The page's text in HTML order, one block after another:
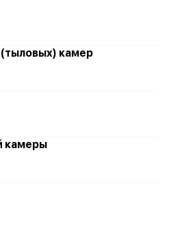
камер
камеры